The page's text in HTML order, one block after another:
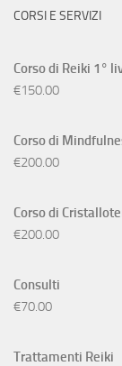
CORSI E SERVIZI
Corso di Reiki 1°
€150.00
Corso di
€200.00
Corso di
€200.00
Consulti
€70.00
Trattamenti Reiki